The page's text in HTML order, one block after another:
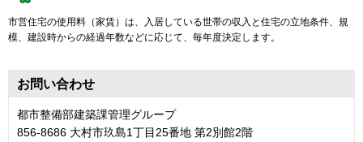
市営住宅の使用料（家賃）は、入居している世帯の収入と住宅の立地条件、規
模、建設時からの経過年数などに応じて、毎年度決定します。
お問い合わせ
都市整備部建築課管理グループ
856-8686 大村市玖島1丁目25番地 第2別館2階